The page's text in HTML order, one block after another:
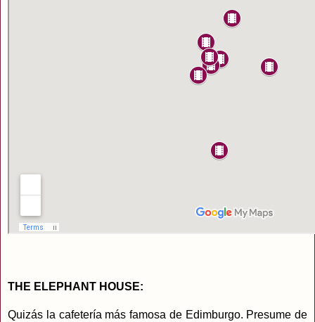
THE ELEPHANT HOUSE:
Quizás la cafetería más famosa de Edimburgo. Presume de